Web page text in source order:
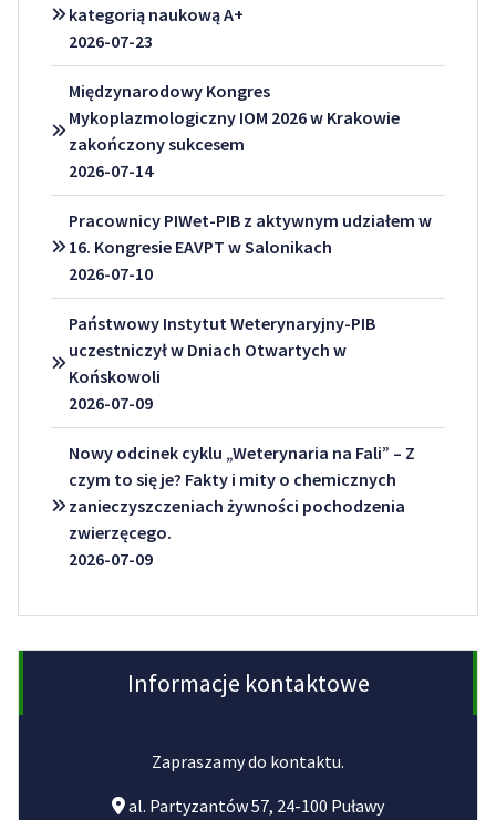
kategorią naukową A+
2026-07-23
Międzynarodowy Kongres
Mykoplazmologiczny IOM 2026 w Krakowie
zakończony sukcesem
2026-07-14
Pracownicy PIWet-PIB z aktywnym udziałem w
16. Kongresie EAVPT w Salonikach
2026-07-10
Państwowy Instytut Weterynaryjny-PIB
uczestniczył w Dniach Otwartych w
Końskowoli
2026-07-09
Nowy odcinek cyklu „Weterynaria na Fali” – Z
czym to się je? Fakty i mity o chemicznych
zanieczyszczeniach żywności pochodzenia
zwierzęcego.
2026-07-09
Informacje kontaktowe
Zapraszamy do kontaktu.
al. Partyzantów 57, 24-100 Puławy